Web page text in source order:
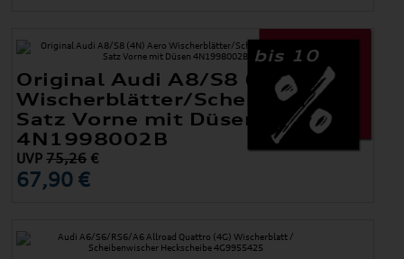
bis 10
Original Audi A8/S8 (4N) Aero
Wischerblätter/Scheibenweischer
Satz Vorne mit Düsen
4N1998002B
UVP75,26 €
67,90 €